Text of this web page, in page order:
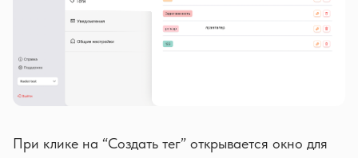
При клике на “Создать тег” открывается окно для